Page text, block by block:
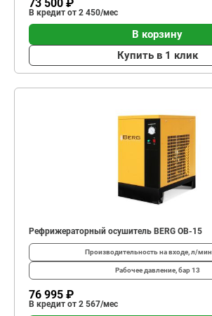
73 500 ₽
В кредит от 2 450/мес
В корзину
Купить в 1 клик
Рефрижераторный осушитель BERG OB-15
Производительность на входе, л/мин
Рабочее давление, бар13
76 995 ₽
В кредит от 2 567/мес